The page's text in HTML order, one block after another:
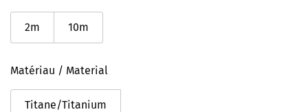
2m 10m
Matériau / Material
Titane/Titanium